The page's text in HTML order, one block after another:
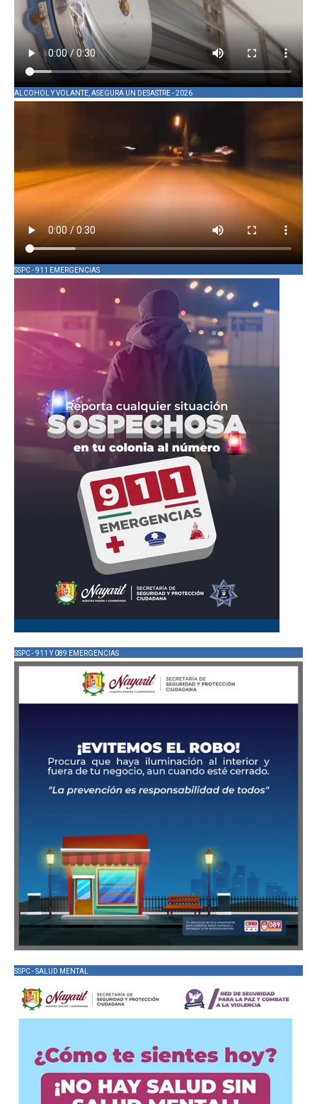
ALCOHOL Y VOLANTE, ASEGURA UN DESASTRE - 2026
SSPC - 911 EMERGENCIAS
SSPC - 911 Y 089 EMERGENCIAS
SSPC - SALUD MENTAL